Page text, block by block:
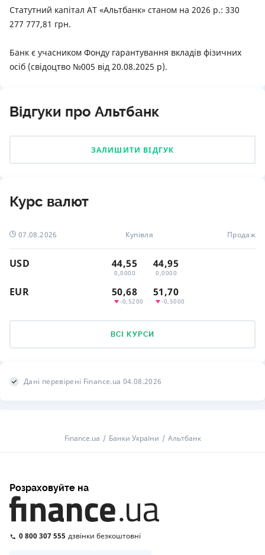
Статутний капітал АТ «Альтбанк» станом на 2026 р.: 330
277 777,81 грн.
Банк є учасником Фонду гарантування вкладів фізичних
осіб (свідоцтво №005 від 20.08.2025 р).
Відгуки про Альтбанк
ЗАЛИШИТИ ВІДГУК
Курс валют
07.08.2026 Купівля Продаж
USD 44,55
0,0000
44,95
0,0000
EUR 50,68
-0,5200
51,70
-0,5000
ВСІ КУРСИ
Дані перевірені Finance.ua 04.08.2026
Finance.ua Банки України Альтбанк
Розраховуйте на
0 800 307 555 дзвінки безкоштовні